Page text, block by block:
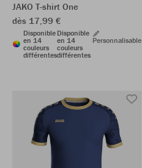
JAKO T-shirt One
dès 17,99 €
Disponible
en 14
couleurs
différentes
Disponible
en 14
couleurs
différentes
Personnalisable